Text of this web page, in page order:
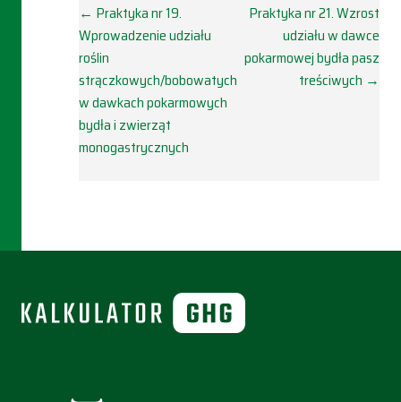
Doc
navigation
← Praktyka nr 19.
Wprowadzenie udziału
roślin
strączkowych/bobowatych
w dawkach pokarmowych
bydła i zwierząt
monogastrycznych
Praktyka nr 21. Wzrost
udziału w dawce
pokarmowej bydła pasz
treściwych →